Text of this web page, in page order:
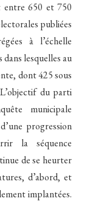
entre 650 et 750
publiées
à l’échelle
lesquelles au
dont 425 sous
du parti
municipale
progression
la séquence
de se heurter
d’abord, et
implantées.